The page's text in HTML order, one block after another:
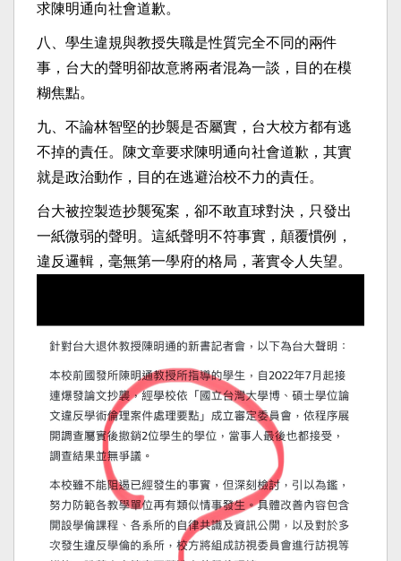
求陳明通向社會道歉。
八、學生違規與教授失職是性質完全不同的兩件
事，台大的聲明卻故意將兩者混為一談，目的在模
糊焦點。
九、不論林智堅的抄襲是否屬實，台大校方都有逃
不掉的責任。陳文章要求陳明通向社會道歉，其實
就是政治動作，目的在逃避治校不力的責任。
台大被控製造抄襲冤案，卻不敢直球對決，只發出
一紙微弱的聲明。這紙聲明不符事實，顛覆慣例，
違反邏輯，毫無第一學府的格局，著實令人失望。